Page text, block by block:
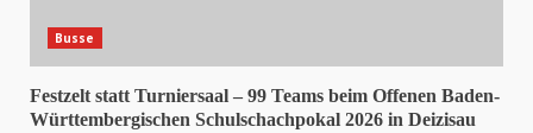
Busse
Festzelt statt Turniersaal – 99 Teams beim Offenen Baden-
Württembergischen Schulschachpokal 2026 in Deizisau